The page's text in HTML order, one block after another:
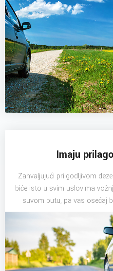
Imaju
Zahvaljujući prilgodljivom
biće isto u svim uslovima
suvom putu, pa vas osećaj